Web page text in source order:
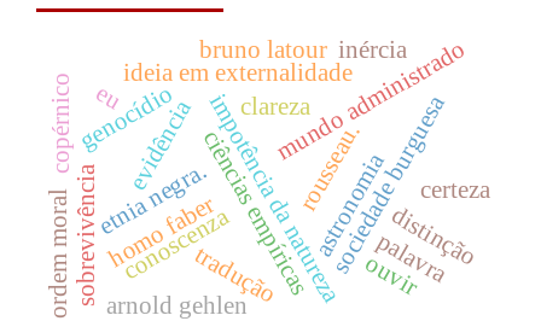
conoscenza
etnia negra.
evidênciaimpotência da natureza
ideia em externalidade
ciências empíricassociedade burguesa
mundo administrado
sobrevivência
genocídio
tradução
bruno latour
distinção
palavra
astronomia
copérnico rousseau.
ordem moral
clareza
certeza
arnold gehlen
inércia
ouvir
homo faber
eu